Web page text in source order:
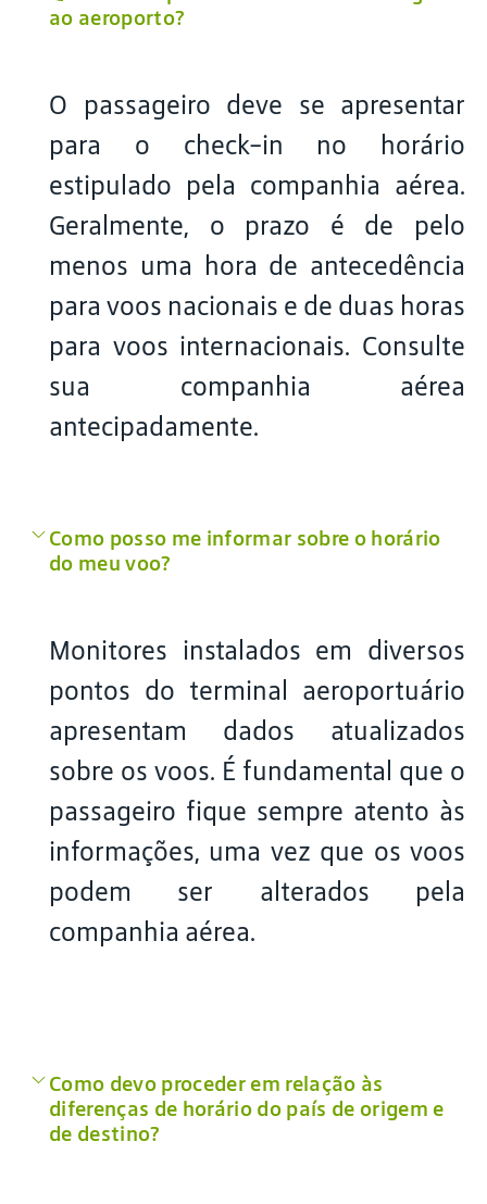
ao aeroporto?
O passageiro deve se apresentar
para o check-in no horário
estipulado pela companhia aérea.
Geralmente, o prazo é de pelo
menos uma hora de antecedência
para voos nacionais e de duas horas
para voos internacionais. Consulte
sua companhia aérea
antecipadamente.
Como posso me informar sobre o horário
do meu voo?
Monitores instalados em diversos
pontos do terminal aeroportuário
apresentam dados atualizados
sobre os voos. É fundamental que o
passageiro fique sempre atento às
informações, uma vez que os voos
podem ser alterados pela
companhia aérea.
Como devo proceder em relação às
diferenças de horário do país de origem e
de destino?